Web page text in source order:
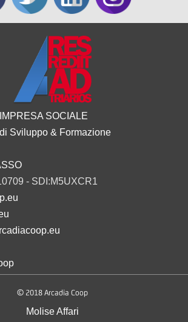
SOCIALE
Sviluppo & Formazione
- SDI:M5UXCR1
© 2018 Arcadia Coop
Molise Affari